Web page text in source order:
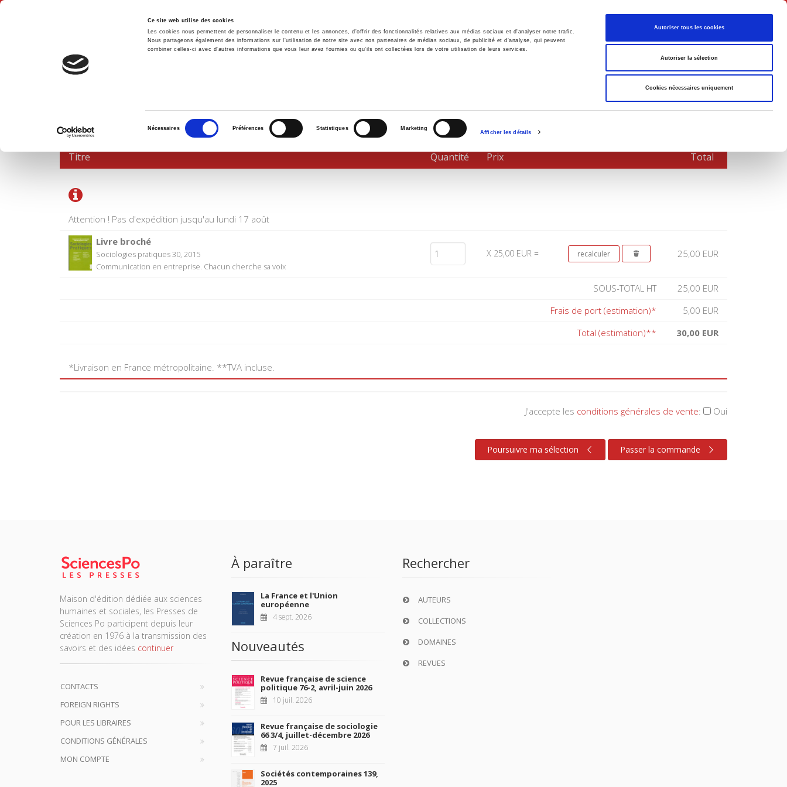
Ce site web utilise des cookies
Les cookies nous permettent de personnaliser le contenu et les annonces, d'offrir des fonctionnalités relatives aux médias sociaux et d'analyser notre trafic.
Nous partageons également des informations sur l'utilisation de notre site avec nos partenaires de médias sociaux, de publicité et d'analyse, qui peuvent
combiner celles-ci avec d'autres informations que vous leur avez fournies ou qu'ils ont collectées lors de votre utilisation de leurs services.
consentement
Nécessaires Préférences Statistiques Marketing
Afficher les détails
Autoriser tous les cookies
Autoriser la sélection
Cookies nécessaires uniquement
Français
Accueil Environnement Histoire International
PANIER D'ACHATS
Attention ! Pas d'expédition jusqu'au lundi 17 août
Titre Quantité Prix Total
Livre broché
Sociologies pratiques 30, 2015
Communication en entreprise. Chacun cherche sa voix
X 25,00 EUR = 25,00 EUR
SOUS-TOTAL HT
25,00 EUR
Frais de port (estimation)*
5,00 EUR
Total (estimation)**
30,00 EUR
*Livraison en France métropolitaine. **TVA incluse.
J'accepte les conditions générales de vente: Oui
Poursuivre ma sélection Passer la commande
Maison d'édition dédiée aux sciences
humaines et sociales, les Presses de
Sciences Po participent depuis leur
création en 1976 à la transmission des
savoirs et des idées continuer
CONTACTS
FOREIGN RIGHTS
POUR LES LIBRAIRES
CONDITIONS GÉNÉRALES
MON COMPTE
À paraître
La France et l'Union
européenne
4 sept. 2026
Nouveautés
Revue française de science
politique 76-2, avril-juin 2026
10 juil. 2026
Revue française de sociologie
66 3/4, juillet-décembre 2026
7 juil. 2026
Sociétés contemporaines 139,
2025
Rechercher
AUTEURS
COLLECTIONS
DOMAINES
REVUES